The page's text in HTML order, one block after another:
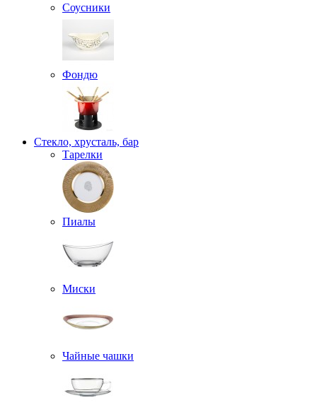
Соусники
Фондю
Стекло, хрусталь, бар
Тарелки
Пиалы
Миски
Чайные чашки